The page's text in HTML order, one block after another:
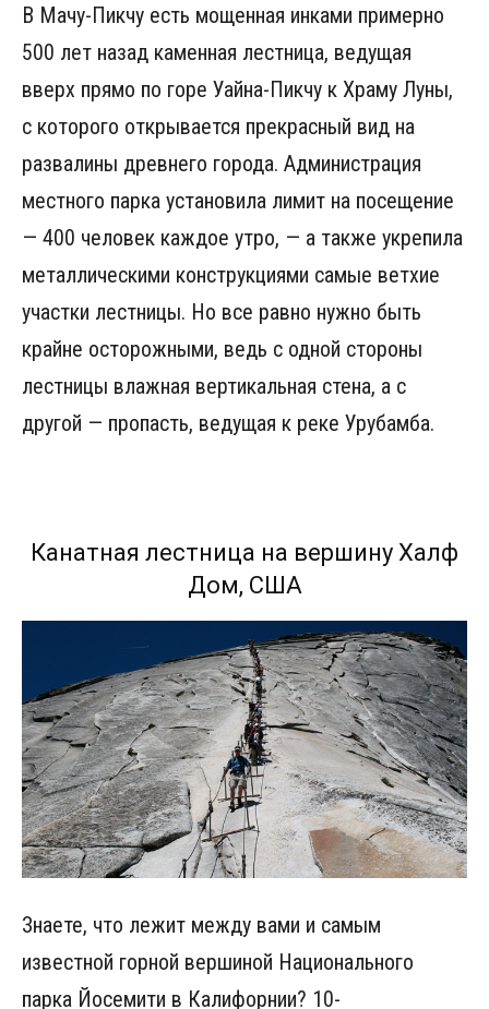
В Мачу-Пикчу есть мощенная инками примерно
500 лет назад каменная лестница, ведущая
вверх прямо по горе Уайна-Пикчу к Храму Луны,
с которого открывается прекрасный вид на
развалины древнего города. Администрация
местного парка установила лимит на посещение
— 400 человек каждое утро, — а также укрепила
металлическими конструкциями самые ветхие
участки лестницы. Но все равно нужно быть
крайне осторожными, ведь с одной стороны
лестницы влажная вертикальная стена, а с
другой — пропасть, ведущая к реке Урубамба.
Канатная лестница на вершину Халф
Дом, США
Знаете, что лежит между вами и самым
известной горной вершиной Национального
парка Йосемити в Калифорнии? 10-